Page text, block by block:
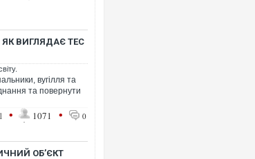
ВИГЛЯДАЄ ТЕС
вугілля та
та повернути
• 1071 • 0
ОБʼЄКТ